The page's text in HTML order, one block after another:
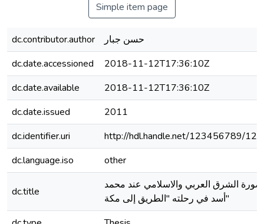
Simple item page
dc.contributor.author
حسن جبار
dc.date.accessioned
2018-11-12T17:36:10Z
dc.date.available
2018-11-12T17:36:10Z
dc.date.issued
2011
dc.identifier.uri
http://hdl.handle.net/123456789/
dc.language.iso
other
dc.title
صورة الشرق العربي والاسلامي عند محمد
أسد في رحلته "الطريق إلى مكة"